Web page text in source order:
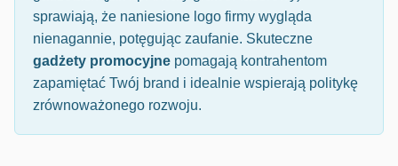
sprawiają, że naniesione logo firmy wygląda
nienagannie, potęgując zaufanie. Skuteczne
gadżety promocyjne pomagają kontrahentom
zapamiętać Twój brand i idealnie wspierają politykę
zrównoważonego rozwoju.